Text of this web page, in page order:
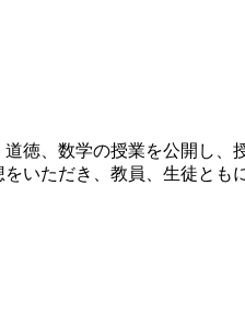
徳、数学の授業を公開し、
いただき、教員、生徒とも